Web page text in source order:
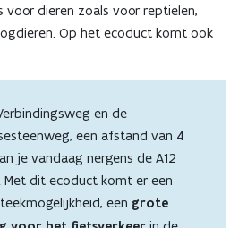
voor dieren zoals voor reptielen,
Op het ecoduct komt ook
en de
een afstand van 4
je vandaag nergens de A12
Met dit ecoduct komt er een
een grote